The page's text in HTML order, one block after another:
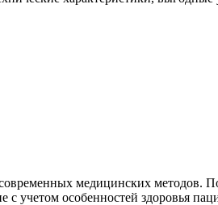
медицинских методов.
учетом особенностей здоровья